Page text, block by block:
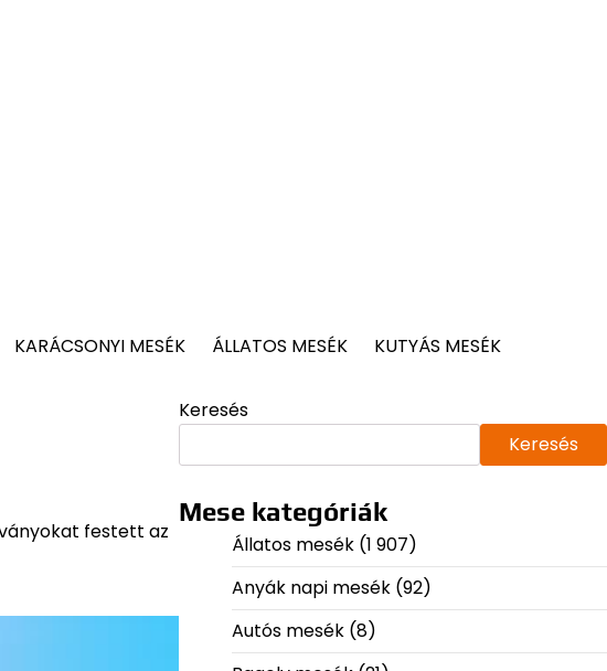
KARÁCSONYI MESÉK ÁLLATOS MESÉK KUTYÁS MESÉK
festett az
Keresés
Keresés
Mese kategóriák
Állatos mesék(1 907)
Anyák napi mesék(92)
Autós mesék(8)